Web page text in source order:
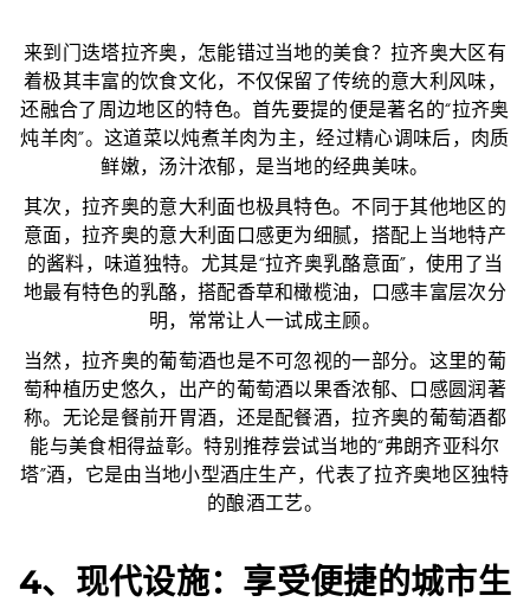
来到门迭塔拉齐奥，怎能错过当地的美食？拉齐奥大区有
着极其丰富的饮食文化，不仅保留了传统的意大利风味，
还融合了周边地区的特色。首先要提的便是著名的“拉齐奥
炖羊肉”。这道菜以炖煮羊肉为主，经过精心调味后，肉质
鲜嫩，汤汁浓郁，是当地的经典美味。
其次，拉齐奥的意大利面也极具特色。不同于其他地区的
意面，拉齐奥的意大利面口感更为细腻，搭配上当地特产
的酱料，味道独特。尤其是“拉齐奥乳酪意面”，使用了当
地最有特色的乳酪，搭配香草和橄榄油，口感丰富层次分
明，常常让人一试成主顾。
当然，拉齐奥的葡萄酒也是不可忽视的一部分。这里的葡
萄种植历史悠久，出产的葡萄酒以果香浓郁、口感圆润著
称。无论是餐前开胃酒，还是配餐酒，拉齐奥的葡萄酒都
能与美食相得益彰。特别推荐尝试当地的“弗朗齐亚科尔
塔”酒，它是由当地小型酒庄生产，代表了拉齐奥地区独特
的酿酒工艺。
4、现代设施：享受便捷的城市生